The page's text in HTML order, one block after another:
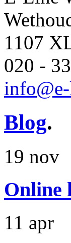
1107
020 -
Blog.
19 nov
Online
11 apr